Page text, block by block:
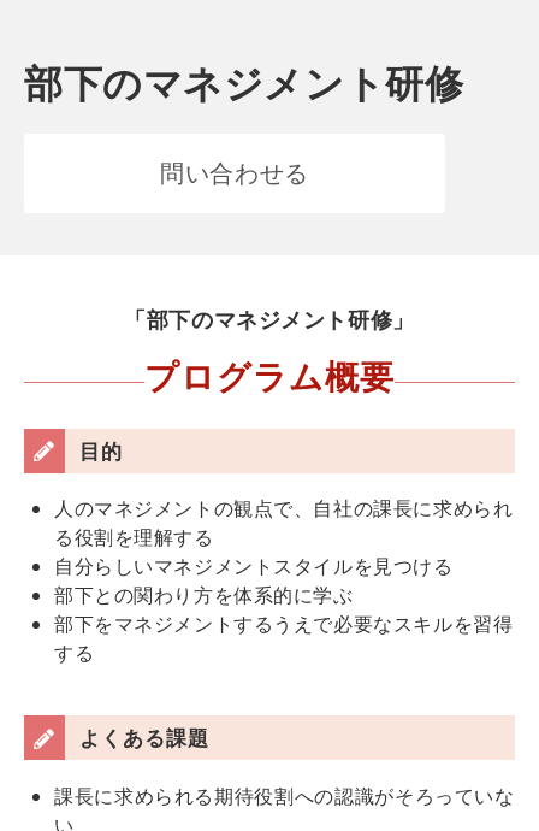
部下のマネジメント研修
問い合わせる
「部下のマネジメント研修」
プログラム概要
目的
人のマネジメントの観点で、自社の課長に求められ
る役割を理解する
自分らしいマネジメントスタイルを見つける
部下との関わり方を体系的に学ぶ
部下をマネジメントするうえで必要なスキルを習得
する
よくある課題
課長に求められる期待役割への認識がそろっていな
い